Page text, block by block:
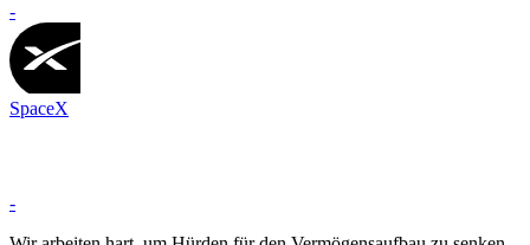
-
SpaceX
-